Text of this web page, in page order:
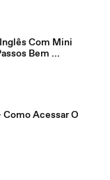
Com Mini
Bem ...
Acessar O